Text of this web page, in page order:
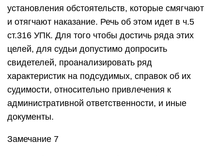
установления обстоятельств, которые смягчают
и отягчают наказание. Речь об этом идет в ч.5
ст.316 УПК. Для того чтобы достичь ряда этих
целей, для судьи допустимо допросить
свидетелей, проанализировать ряд
характеристик на подсудимых, справок об их
судимости, относительно привлечения к
административной ответственности, и иные
документы.
Замечание 7